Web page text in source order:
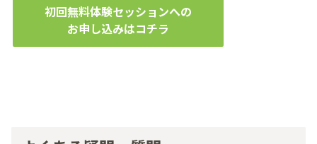
初回無料体験セッションへの
お申し込みはコチラ